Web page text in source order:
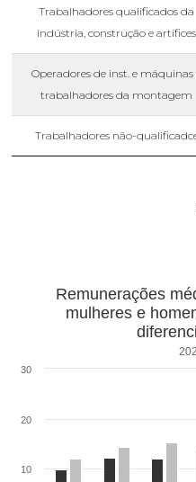
Trabalhadores qualificados da
indústria, construção e artífices
Operadores de inst. e máquinas
trabalhadores da montagem
Trabalhadores não-
Remunerações
mulheres e
10
20
30